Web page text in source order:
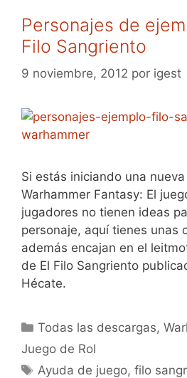
Personajes de
Filo Sangriento
9 noviembre, 2012 por igest
Si estás iniciando una
Warhammer Fantasy: El
jugadores no tienen ideas
personaje, aquí tienes unas
además encajan en el
de El Filo Sangriento
Hécate.
Categorías
Todas las descargas,
Juego de Rol
Etiquetas
Ayuda de juego,filo